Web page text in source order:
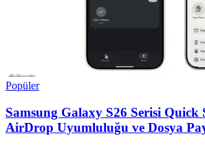
Popüler
Samsung Galaxy S26 Serisi Quick
AirDrop Uyumluluğu ve Dosya